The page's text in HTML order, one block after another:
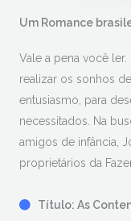
Um Romance
Vale a pena você
realizar os sonhos
entusiasmo, para
necessitados. Na
amigos de infância,
proprietários da
Título: As